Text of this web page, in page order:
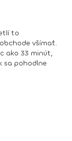
to
všímať.
ako 33 minút,
sa pohodlne